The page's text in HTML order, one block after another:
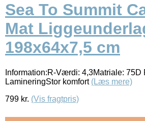
Sea To Summit
Mat
198x64x7,5 cm
Information:R-Værdi: 4,3Matriale: 75D
LamineringStor komfort (Læs mere)
799 kr. (Vis fragtpris)